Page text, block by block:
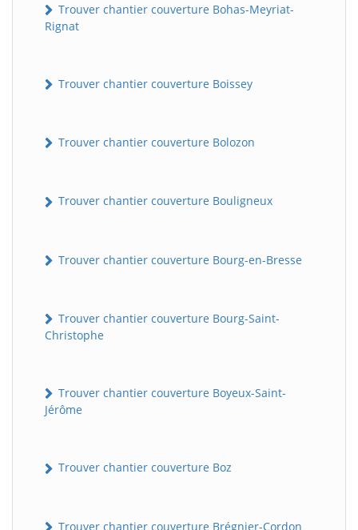
Trouver chantier couverture Bohas-Meyriat-
Rignat
Trouver chantier couverture Boissey
Trouver chantier couverture Bolozon
Trouver chantier couverture Bouligneux
Trouver chantier couverture Bourg-en-Bresse
Trouver chantier couverture Bourg-Saint-
Christophe
Trouver chantier couverture Boyeux-Saint-
Jérôme
Trouver chantier couverture Boz
Trouver chantier couverture Brégnier-Cordon